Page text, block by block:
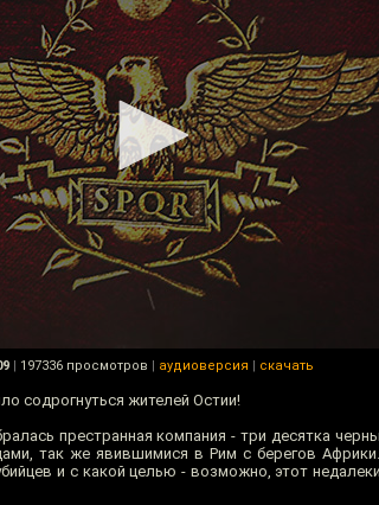
| 197336 просмотров | аудиоверсия | скачать
содрогнуться жителей Остии!
престранная компания - три десятка
так же явившимися в Рим с берегов
и с какой целью - возможно, этот